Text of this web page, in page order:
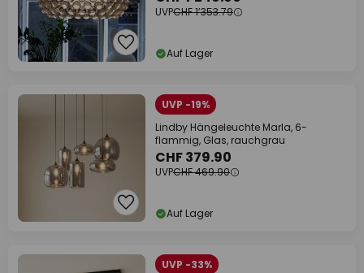
UVPCHF 1’353.79
Auf Lager
UVP -19%
Lindby Hängeleuchte Marla, 6-
flammig, Glas, rauchgrau
CHF 379.90
UVPCHF 469.90
Auf Lager
UVP -33%